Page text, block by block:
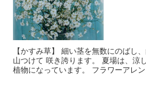
【かすみ草】 細い茎を無数にのばし、白い小さな花を一つの枝に沢
山つけて 咲き誇ります。 夏場は、涼しい場所を好む高温多湿に弱い
植物になっています。 フラワーアレンジメントで切り花としても活